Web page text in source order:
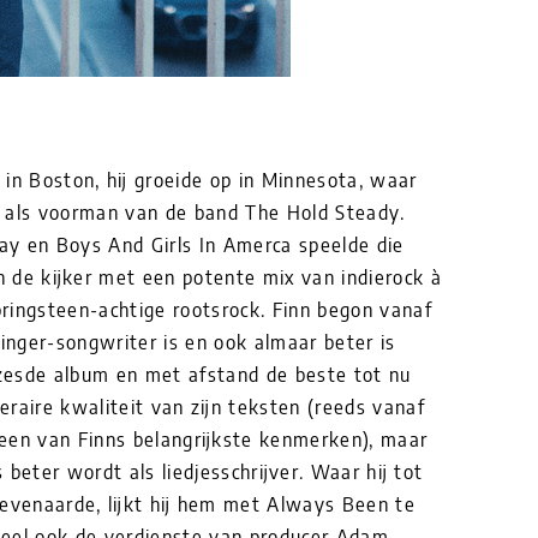
Boston, hij groeide op in Minnesota, waar
voorman van de band The Hold Steady.
en Boys And Girls In Amerca speelde die
de kijker met een potente mix van indierock à
achtige rootsrock. Finn begon vanaf
songwriter is en ook almaar beter is
album en met afstand de beste tot nu
kwaliteit van zijn teksten (reeds vanaf
van Finns belangrijkste kenmerken), maar
beter wordt als liedjesschrijver. Waar hij tot
lijkt hij hem met Always Been te